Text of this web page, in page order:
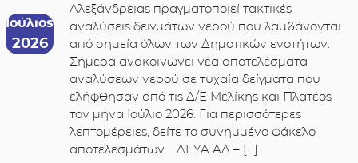
Ιούλιος
2026
Αλεξάνδρειας πραγματοποιεί τακτικές
αναλύσεις δειγμάτων νερού που λαμβάνονται
από σημεία όλων των Δημοτικών ενοτήτων.
Σήμερα ανακοινώνει νέα αποτελέσματα
αναλύσεων νερού σε τυχαία δείγματα που
ελήφθησαν από τις Δ/Ε Μελίκης και Πλατέος
τον μήνα Ιούλιο 2026. Για περισσότερες
λεπτομέρειες, δείτε το συνημμένο φάκελο
αποτελεσμάτων. ΔΕΥΑ ΑΛ – […]